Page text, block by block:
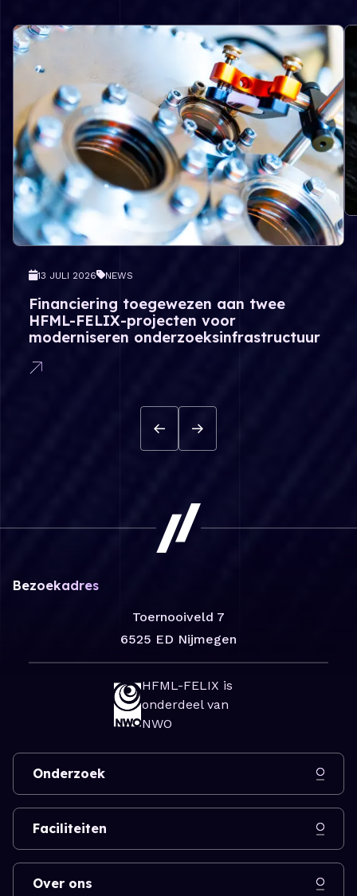
Financiering toegewezen aan twee
HFML-FELIX-projecten voor
moderniseren onderzoeksinfrastructuur
13 JULI 2026 NEWS
Lees meer over Financiering toegewezen aan twee
Bezoekadres
Toernooiveld 7
6525 ED Nijmegen
HFML-FELIX is
onderdeel van
NWO
Onderzoek
Faciliteiten
Over ons